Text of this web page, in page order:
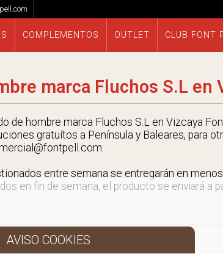
COMPLEMENTOS OUTLET CLUB FONT
marca Fluchos S.L en
de hombre marca Fluchos S.L en Vizcaya
gratuítos a Península y Baleares, para
entre semana se entregarán en
en fin de semana, el producto se enviará a